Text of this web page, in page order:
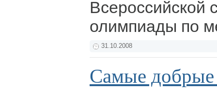
Всероссийской
олимпиады по
31.10.2008
Самые добрые